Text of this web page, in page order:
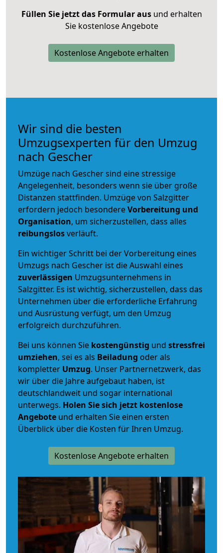
Füllen Sie jetzt das Formular ausund erhalten
Sie kostenlose Angebote
Kostenlose Angebote erhalten
Wir sind die besten
Umzugsexperten für den Umzug
nach Gescher
Umzüge nach Gescher sind eine stressige
Angelegenheit, besonders wenn sie über große
Distanzen stattfinden. Umzüge von Salzgitter
erfordern jedoch besondereVorbereitung und
Organisation, um sicherzustellen, dass alles
reibungslosverläuft.
Ein wichtiger Schritt bei der Vorbereitung eines
Umzugs nach Gescher ist die Auswahl eines
zuverlässigen Umzugsunternehmens in
Salzgitter. Es ist wichtig, sicherzustellen, dass das
Unternehmen über die erforderliche Erfahrung
und Ausrüstung verfügt, um den Umzug
erfolgreich durchzuführen.
Bei uns können Sie kostengünstig und stressfrei
umziehen, sei es als Beiladung oder als
kompletter Umzug. Unser Partnernetzwerk, das
wir über die Jahre aufgebaut haben, ist
deutschlandweit und sogar international
unterwegs. Holen Sie sich jetzt kostenlose
Angebote und erhalten Sie einen ersten
Überblick über die Kosten für Ihren Umzug.
Kostenlose Angebote erhalten